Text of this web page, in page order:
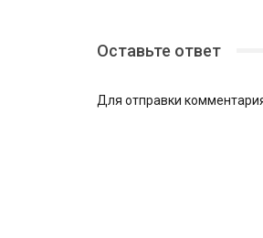
Оставьте ответ
Для отправки